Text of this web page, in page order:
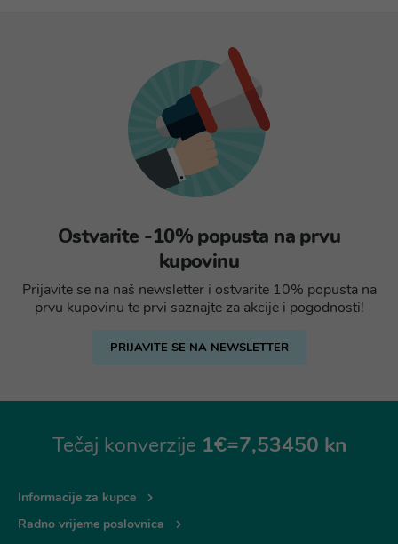
Ostvarite -10% popusta na prvu
kupovinu
Prijavite se na naš newsletter i ostvarite 10% popusta na
prvu kupovinu te prvi saznajte za akcije i pogodnosti!
PRIJAVITE SE NA NEWSLETTER
Tečaj konverzije 1€=7,53450 kn
Informacije za kupce
Radno vrijeme poslovnica